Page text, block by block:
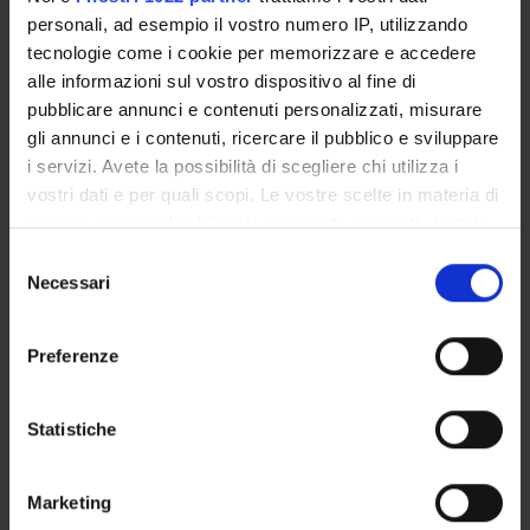
personali, ad esempio il vostro numero IP, utilizzando
tecnologie come i cookie per memorizzare e accedere
alle informazioni sul vostro dispositivo al fine di
pubblicare annunci e contenuti personalizzati, misurare
gli annunci e i contenuti, ricercare il pubblico e sviluppare
i servizi. Avete la possibilità di scegliere chi utilizza i
vostri dati e per quali scopi. Le vostre scelte in materia di
privacy sono applicabili solo su questa proprietà digitale
modificare o revocare il proprio consenso in qualsiasi
momento dalla Dichiarazione sui cookie o facendo clic
raccogliere informazioni sulla tua posizione
geografica, con un'approssimazione di qualche
Identificare il tuo dispositivo, scansionandolo
delNecessari
Preferenze
Statistiche
Marketing
Marco Veronese
Tecnico-Amministrativo
COLLABORATORI ESTERNI
Università di Pisa
Fisiologia e Psicologia